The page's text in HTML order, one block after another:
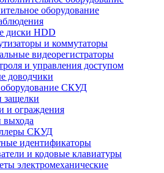
оборудование
диски HDD
и коммутаторы
видеорегистраторы
и управления доступом
доводчики
СКУД
защелки
и ограждения
СКУД
идентификаторы
и кодовые клавиатуры
электромеханические